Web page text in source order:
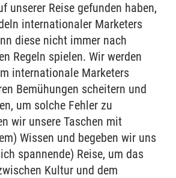
unserer Reise gefunden haben,
internationaler Marketers
diese nicht immer nach
Regeln spielen. Wir werden
internationale Marketers
Bemühungen scheitern und
um solche Fehler zu
wir unsere Taschen mit
Wissen und begeben wir uns
spannende) Reise, um das
Kultur und dem